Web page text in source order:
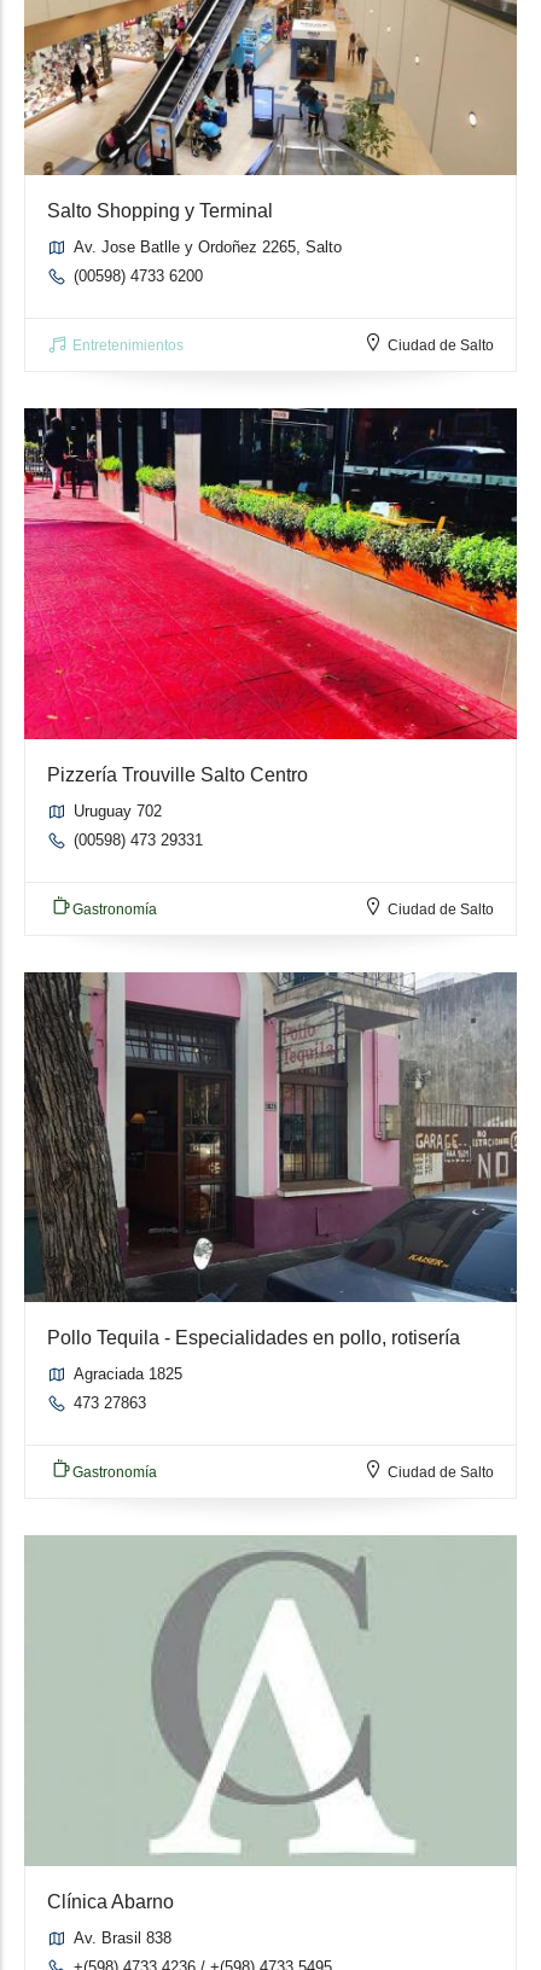
Salto Shopping y Terminal
Av. Jose Batlle y Ordoñez 2265, Salto
(00598) 4733 6200
Entretenimientos Ciudad de Salto
Pizzería Trouville Salto Centro
Uruguay 702
(00598) 473 29331
Gastronomía Ciudad de Salto
Pollo Tequila - Especialidades en pollo, rotisería
Agraciada 1825
473 27863
Gastronomía Ciudad de Salto
Clínica Abarno
Av. Brasil 838